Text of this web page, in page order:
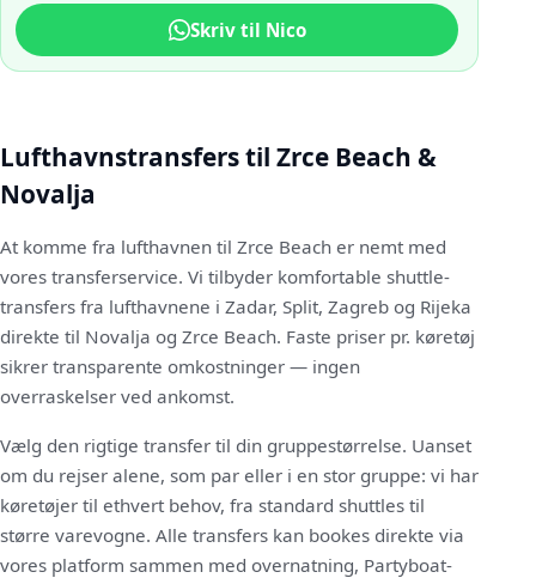
Skriv til Nico
Lufthavnstransfers til Zrce Beach &
Novalja
At komme fra lufthavnen til Zrce Beach er nemt med
vores transferservice. Vi tilbyder komfortable shuttle-
transfers fra lufthavnene i Zadar, Split, Zagreb og Rijeka
direkte til Novalja og Zrce Beach. Faste priser pr. køretøj
sikrer transparente omkostninger — ingen
overraskelser ved ankomst.
Vælg den rigtige transfer til din gruppestørrelse. Uanset
om du rejser alene, som par eller i en stor gruppe: vi har
køretøjer til ethvert behov, fra standard shuttles til
større varevogne. Alle transfers kan bookes direkte via
vores platform sammen med overnatning, Partyboat-